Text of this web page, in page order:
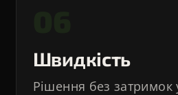
Швидкість
Рішення без затримок